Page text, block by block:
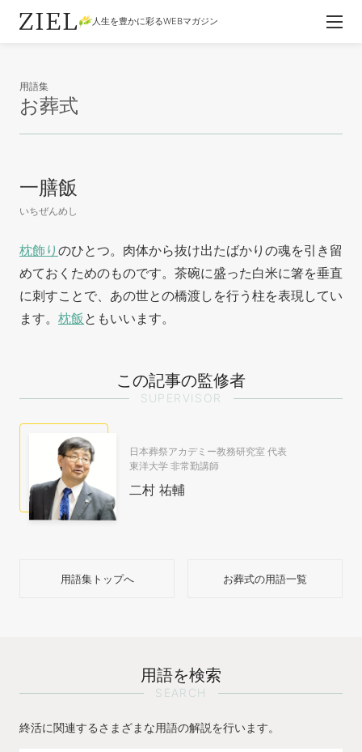
人生を豊かに彩るWEBマガジン
用語集
お葬式
一膳飯
いちぜんめし
枕飾り のひとつ。肉体から抜け出たばかりの魂を引き留
めておくためのものです。茶碗に盛った白米に箸を垂直
に刺すことで、あの世との橋渡しを行う柱を表現してい
ます。 枕飯 ともいいます。
この記事の監修者
SUPERVISOR
二村 祐輔
日本葬祭アカデミー教務研究室 代表
東洋大学 非常勤講師
用語集トップへ お葬式の用語一覧
用語を検索
SEARCH
終活に関連するさまざまな用語の解説を行います。